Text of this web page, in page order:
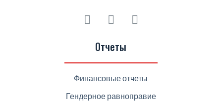
Отчеты
Финансовые отчеты
Гендерное равноправие